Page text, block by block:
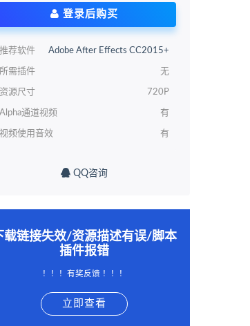
登录后购买
推荐软件 Adobe After Effects CC2015+
所需插件 无
资源尺寸 720P
Alpha通道视频 有
视频使用音效 有
QQ咨询
载链接失效/资源描述有误/脚本
插件报错
！！！有奖反馈 ！！！
立即查看